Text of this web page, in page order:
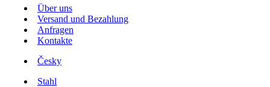
Über uns
Versand und Bezahlung
Anfragen
Kontakte
Česky
Stahl